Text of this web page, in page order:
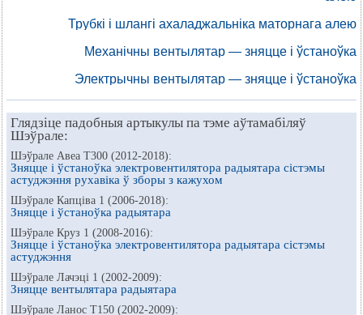
Трубкі і шлангі ахаладжальніка маторнага алею
Механічны вентылятар — зняцце і ўстаноўка
Электрычны вентылятар — зняцце і ўстаноўка
Глядзіце падобныя артыкулы па тэме аўтамабіляў
Шэўрале:
Шэўрале Авеа Т300 (2012-2018):
Зняцце і ўстаноўка электровентилятора радыятара сістэмы
астуджэння рухавіка ў зборы з кажухом
Шэўрале Капціва 1 (2006-2018):
Зняцце і ўстаноўка радыятара
Шэўрале Круз 1 (2008-2016):
Зняцце і ўстаноўка электровентилятора радыятара сістэмы
астуджэння
Шэўрале Лачэці 1 (2002-2009):
Зняцце вентылятара радыятара
Шэўрале Ланос Т150 (2002-2009):